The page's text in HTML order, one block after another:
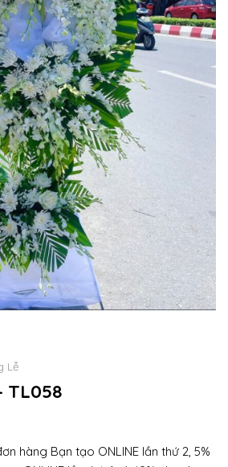
Lễ
TL058
hàng Bạn tạo ONLINE lần thứ 2, 5%